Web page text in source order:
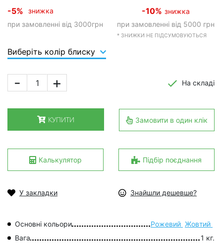
-5%
знижка
при замовленні від 3000грн
-10% знижка
при замовленні від 5000 грн
* ЗНИЖКИ НЕ ПІДСУМОВУЮТЬСЯ
Виберіть колір блиску
- + На складі
КУПИТИ Замовити в один клік
Калькулятор Підбір поєднання
У закладки Знайшли дешевше?
Основні кольори Рожевий Жовтий
Вага
1 кг.